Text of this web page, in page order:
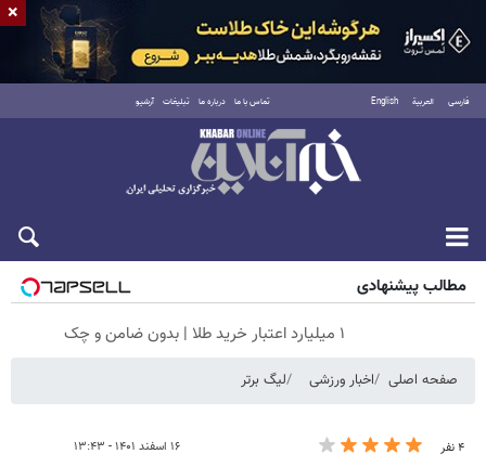
فارسی العربية English تماس با ما درباره ما تبلیغات آرشیو
جمعه ۱۶ مرداد ۱۴۰۵
مطالب پیشنهادی
۱ میلیارد اعتبار خرید طلا | بدون ضامن و چک
صفحه اصلی اخبار ورزشی لیگ برتر
۴ نفر ۱۶ اسفند ۱۴۰۱ - ۱۳:۴۳
×